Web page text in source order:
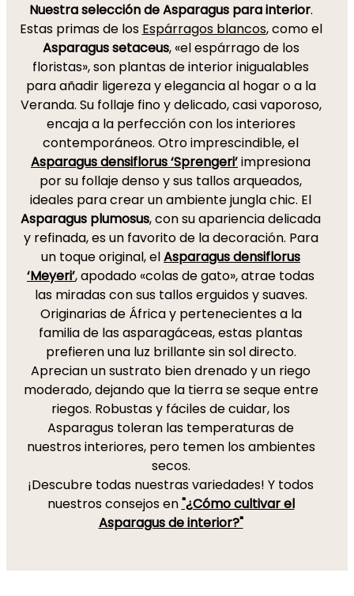
Nuestra selección de Asparagus para interior.
Estas primas de los Espárragos blancos, como el
Asparagus setaceus, «el espárrago de los
floristas», son plantas de interior inigualables
para añadir ligereza y elegancia al hogar o a la
Veranda. Su follaje fino y delicado, casi vaporoso,
encaja a la perfección con los interiores
contemporáneos. Otro imprescindible, el
Asparagus densiflorus ‘Sprengeri’impresiona
por su follaje denso y sus tallos arqueados,
ideales para crear un ambiente jungla chic. El
Asparagus plumosus, con su apariencia delicada
y refinada, es un favorito de la decoración. Para
un toque original, elAsparagus densiflorus
‘Meyeri’, apodado «colas de gato», atrae todas
las miradas con sus tallos erguidos y suaves.
Originarias de África y pertenecientes a la
familia de las asparagáceas, estas plantas
prefieren una luz brillante sin sol directo.
Aprecian un sustrato bien drenado y un riego
moderado, dejando que la tierra se seque entre
riegos. Robustas y fáciles de cuidar, los
Asparagus toleran las temperaturas de
nuestros interiores, pero temen los ambientes
secos.
¡Descubre todas nuestras variedades! Y todos
nuestros consejos en"¿Cómo cultivar el
Asparagus de interior?"